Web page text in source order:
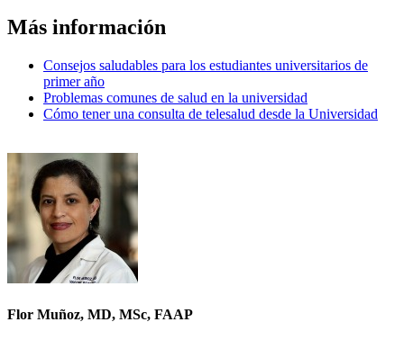
Más información
Consejos saludables para los estudiantes universitarios de
primer año
Problemas comunes de salud en la universidad
Cómo tener una consulta de telesalud desde la Universidad
Flor Muñoz, MD, MSc, FAAP